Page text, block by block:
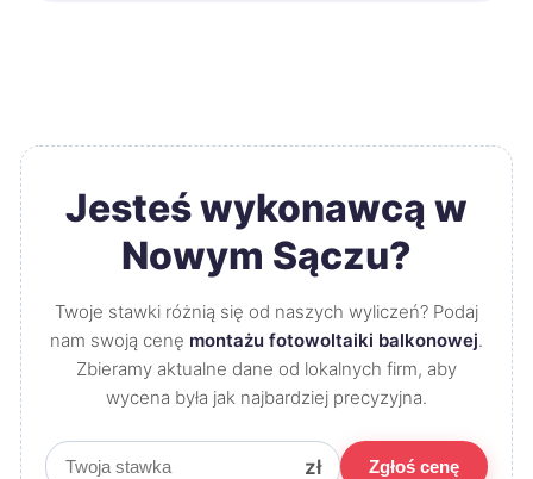
Jesteś wykonawcą w
Nowym Sączu?
Twoje stawki różnią się od naszych wyliczeń? Podaj
nam swoją cenę montażu fotowoltaiki balkonowej.
Zbieramy aktualne dane od lokalnych firm, aby
wycena była jak najbardziej precyzyjna.
zł Zgłoś cenę